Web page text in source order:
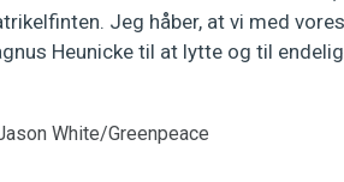
Jeg håber, at vi med
Heunicke til at lytte og til
White/Greenpeace